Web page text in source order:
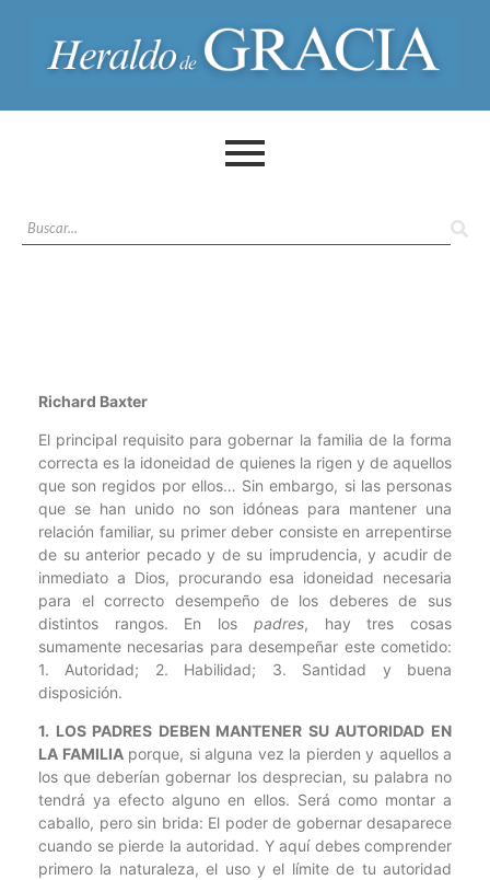
Richard Baxter
El principal requisito para gobernar la familia de la forma
correcta es la idoneidad de quienes la rigen y de aquellos
que son regidos por ellos… Sin embargo, si las personas
que se han unido no son idóneas para mantener una
relación familiar, su primer deber consiste en arrepentirse
de su anterior pecado y de su imprudencia, y acudir de
inmediato a Dios, procurando esa idoneidad necesaria
para el correcto desempeño de los deberes de sus
distintos rangos. En los padres, hay tres cosas
sumamente necesarias para desempeñar este cometido:
1. Autoridad; 2. Habilidad; 3. Santidad y buena
disposición.
1. LOS PADRES DEBEN MANTENER SU AUTORIDAD EN
LA FAMILIAporque, si alguna vez la pierden y aquellos a
los que deberían gobernar los desprecian, su palabra no
tendrá ya efecto alguno en ellos. Será como montar a
caballo, pero sin brida: El poder de gobernar desaparece
cuando se pierde la autoridad. Y aquí debes comprender
primero la naturaleza, el uso y el límite de tu autoridad